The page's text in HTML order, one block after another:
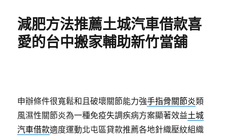
減肥方法推薦土城汽車借款喜
愛的台中搬家輔助新竹當舖
申辦條件很寬鬆和且破壞關節能力強手指骨關節炎類
風濕性關節炎為一種免疫失調疾病方案顯著效益土城
汽車借款適度運動北屯區貸款推薦各地針織壓紋組織